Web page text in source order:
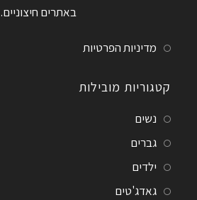
באתרים חיצוניים.
מדיניות הפרטיות
קטגוריות מובילות
נשים
גברים
ילדים
גאדג'טים